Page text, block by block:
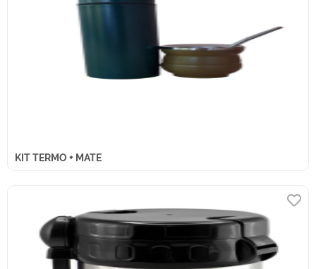
KIT TERMO + MATE